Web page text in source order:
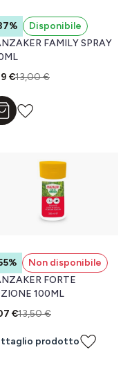
Disponibile
FAMILY SPRAY
€13,00 €
Aggiungi al carrello
Non disponibile
FORTE
100ML
€13,50 €
prodotto